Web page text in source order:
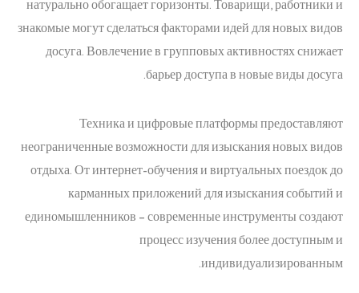
натурально обогащает горизонты. Товарищи, работники и
знакомые могут сделаться факторами идей для новых видов
досуга. Вовлечение в групповых активностях снижает
барьер доступа в новые виды досуга.
Техника и цифровые платформы предоставляют
неограниченные возможности для изыскания новых видов
отдыха. От интернет-обучения и виртуальных поездок до
карманных приложений для изыскания событий и
единомышленников – современные инструменты создают
процесс изучения более доступным и
индивидуализированным.